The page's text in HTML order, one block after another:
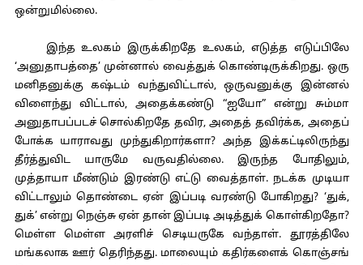
ஒன்றுமில்லை.
இந்த உலகம் இருக்கிறதே உலகம், எடுத்த எடுப்பிலே
‘அனுதாபத்தை’ முன்னால் வைத்துக் கொண்டிருக்கிறது. ஒரு
மனிதனுக்கு கஷ்டம் வந்துவிட்டால், ஒருவனுக்கு இன்னல்
விளைந்து விட்டால், அதைக்கண்டு “ஐயோ” என்று சும்மா
அனுதாபப்படச் சொல்கிறதே தவிர, அதைத் தவிர்க்க, அதைப்
போக்க யாராவது முந்துகிறார்களா? அந்த இக்கட்டிலிருந்து
தீர்த்துவிட யாருமே வருவதில்லை. இருந்த போதிலும்,
முத்தாயா மீண்டும் இரண்டு எட்டு வைத்தாள். நடக்க முடியா
விட்டாலும் தொண்டை ஏன் இப்படி வரண்டு போகிறது? ‘துக்,
துக்’ என்று நெஞ்சு ஏன் தான் இப்படி அடித்துக் கொள்கிறதோ?
மெள்ள மெள்ள அரளிச் செடியருகே வந்தாள். தூரத்திலே
மங்கலாக ஊர் தெரிந்தது. மாலையும் கதிர்களைக் கொஞ்சங்